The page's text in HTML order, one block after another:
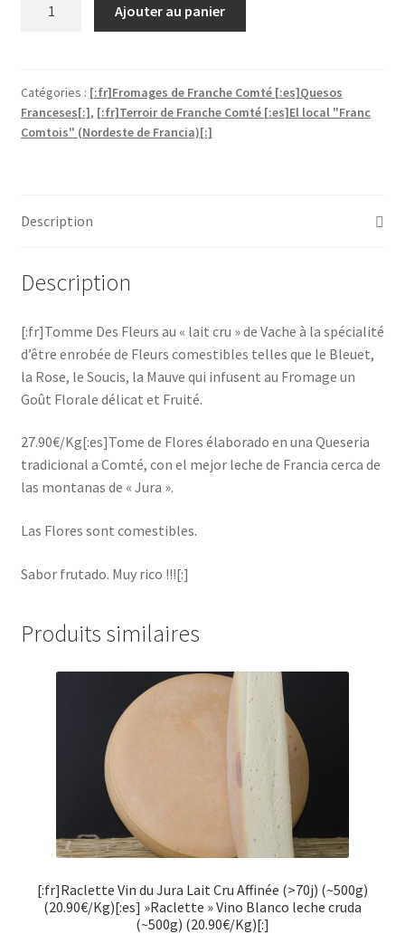
Fleurs
(~500g)
(27.90€/Kg)
(~500g)
[:]
Ajouter au panier
Catégories : [:fr]Fromages de Franche Comté [:es]Quesos
Franceses[:], [:fr]Terroir de Franche Comté [:es]El local "Franc
Comtois" (Nordeste de Francia)[:]
Description
Description
[:fr]Tomme Des Fleurs au « lait cru » de Vache à la spécialité
d’être enrobée de Fleurs comestibles telles que le Bleuet,
la Rose, le Soucis, la Mauve qui infusent au Fromage un
Goût Florale délicat et Fruité.
27.90€/Kg[:es]Tome de Flores élaborado en una Queseria
tradicional a Comté, con el mejor leche de Francia cerca de
las montanas de « Jura ».
Las Flores sont comestibles.
Sabor frutado. Muy rico !!![:]
Produits similaires
[:fr]Raclette Vin du Jura Lait Cru Affinée (>70j) (~500g)
(20.90€/Kg)[:es] »Raclette » Vino Blanco leche cruda
(~500g) (20.90€/Kg)[:]